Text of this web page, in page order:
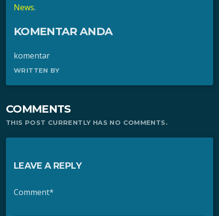
News.
KOMENTAR ANDA
komentar
WRITTEN BY
COMMENTS
THIS POST CURRENTLY HAS NO COMMENTS.
LEAVE A REPLY
Comment*